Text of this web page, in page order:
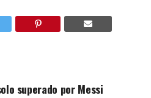
superado por Messi